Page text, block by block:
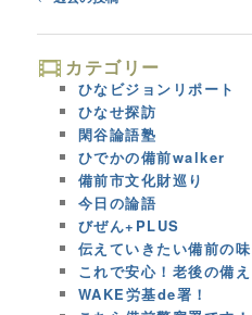
カテゴリー
ひなビジョンリポート
ひなせ探訪
閑谷論語塾
ひでかの備前walker
備前市文化財巡り
今日の論語
びぜん+PLUS
伝えていきたい備前の味
これで安心！老後の備え
WAKE労基de署！